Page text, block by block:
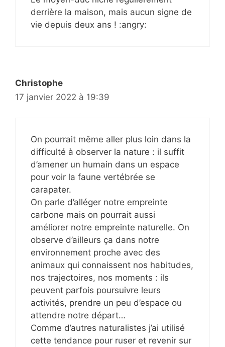
derrière la maison, mais aucun signe de
vie depuis deux ans ! :angry:
Christophe
17 janvier 2022 à 19:39
On pourrait même aller plus loin dans la
difficulté à observer la nature : il suffit
d’amener un humain dans un espace
pour voir la faune vertébrée se
carapater.
On parle d’alléger notre empreinte
carbone mais on pourrait aussi
améliorer notre empreinte naturelle. On
observe d’ailleurs ça dans notre
environnement proche avec des
animaux qui connaissent nos habitudes,
nos trajectoires, nos moments : ils
peuvent parfois poursuivre leurs
activités, prendre un peu d’espace ou
attendre notre départ…
Comme d’autres naturalistes j’ai utilisé
cette tendance pour ruser et revenir sur